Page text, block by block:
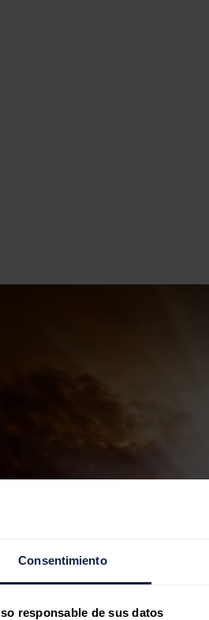
Consentimiento
responsable de sus datos